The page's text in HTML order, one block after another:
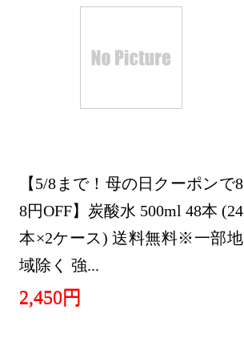
【5/8まで！母の日クーポンで8
8円OFF】炭酸水 500ml 48本 (24
本×2ケース) 送料無料※一部地
域除く 強...
2,450円